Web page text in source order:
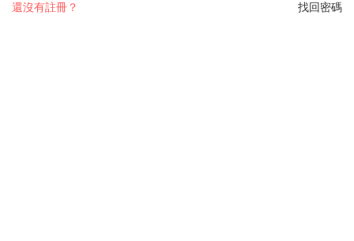
找回密碼
還沒有註冊？